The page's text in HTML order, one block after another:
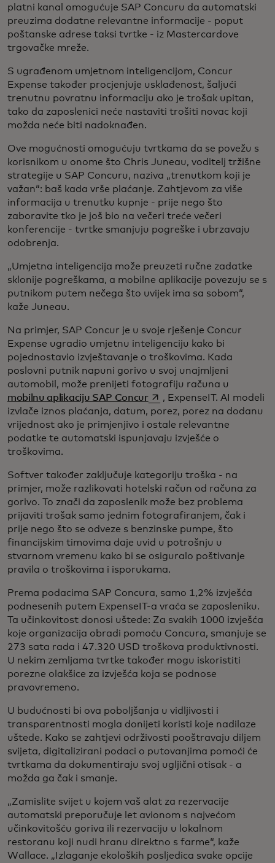
platni kanal omogućuje SAP Concuru da automatski
preuzima dodatne relevantne informacije - poput
poštanske adrese taksi tvrtke - iz Mastercardove
trgovačke mreže.
S ugrađenom umjetnom inteligencijom, Concur
Expense također procjenjuje usklađenost, šaljući
trenutnu povratnu informaciju ako je trošak upitan,
tako da zaposlenici neće nastaviti trošiti novac koji
možda neće biti nadoknađen.
Ove mogućnosti omogućuju tvrtkama da se povežu s
korisnikom u onome što Chris Juneau, voditelj tržišne
strategije u SAP Concuru, naziva „trenutkom koji je
važan“: baš kada vrše plaćanje. Zahtjevom za više
informacija u trenutku kupnje - prije nego što
zaboravite tko je još bio na večeri treće večeri
konferencije - tvrtke smanjuju pogreške i ubrzavaju
odobrenja.
„Umjetna inteligencija može preuzeti ručne zadatke
sklonije pogreškama, a mobilne aplikacije povezuju se s
putnikom putem nečega što uvijek ima sa sobom“,
kaže Juneau.
Na primjer, SAP Concur je u svoje rješenje Concur
Expense ugradio umjetnu inteligenciju kako bi
pojednostavio izvještavanje o troškovima. Kada
poslovni putnik napuni gorivo u svoj unajmljeni
automobil, može prenijeti fotografiju računa u
mobilnu aplikaciju SAP Concuropens in a new tab
, ExpenseIT. AI modeli
izvlače iznos plaćanja, datum, porez, porez na dodanu
vrijednost ako je primjenjivo i ostale relevantne
podatke te automatski ispunjavaju izvješće o
troškovima.
Softver također zaključuje kategoriju troška - na
primjer, može razlikovati hotelski račun od računa za
gorivo. To znači da zaposlenik može bez problema
prijaviti trošak samo jednim fotografiranjem, čak i
prije nego što se odveze s benzinske pumpe, što
financijskim timovima daje uvid u potrošnju u
stvarnom vremenu kako bi se osiguralo poštivanje
pravila o troškovima i isporukama.
Prema podacima SAP Concura, samo 1,2% izvješća
podnesenih putem ExpenseIT-a vraća se zaposleniku.
Ta učinkovitost donosi uštede: Za svakih 1000 izvješća
koje organizacija obradi pomoću Concura, smanjuje se
273 sata rada i 47.320 USD troškova produktivnosti.
U nekim zemljama tvrtke također mogu iskoristiti
porezne olakšice za izvješća koja se podnose
pravovremeno.
U budućnosti bi ova poboljšanja u vidljivosti i
transparentnosti mogla donijeti koristi koje nadilaze
uštede. Kako se zahtjevi održivosti pooštravaju diljem
svijeta, digitalizirani podaci o putovanjima pomoći će
tvrtkama da dokumentiraju svoj ugljični otisak - a
možda ga čak i smanje.
„Zamislite svijet u kojem vaš alat za rezervacije
automatski preporučuje let avionom s najvećom
učinkovitošću goriva ili rezervaciju u lokalnom
restoranu koji nudi hranu direktno s farme“, kaže
Wallace. „Izlaganje ekoloških posljedica svake opcije